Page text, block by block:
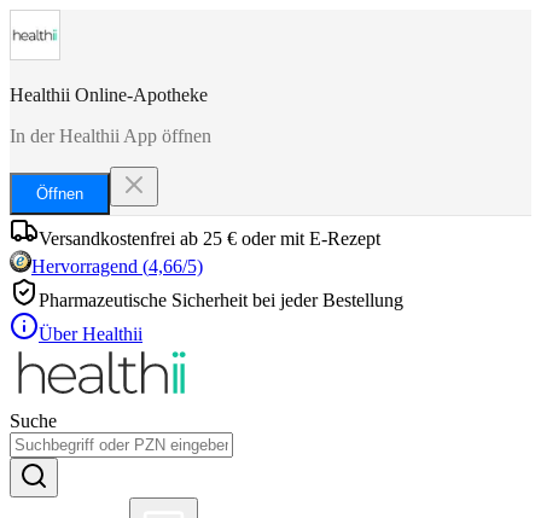
Healthii Online-Apotheke
In der Healthii App öffnen
Öffnen
Versandkostenfrei ab 25 € oder mit E-Rezept
Hervorragend (4,66/5)
Pharmazeutische Sicherheit bei jeder Bestellung
Über Healthii
Suche